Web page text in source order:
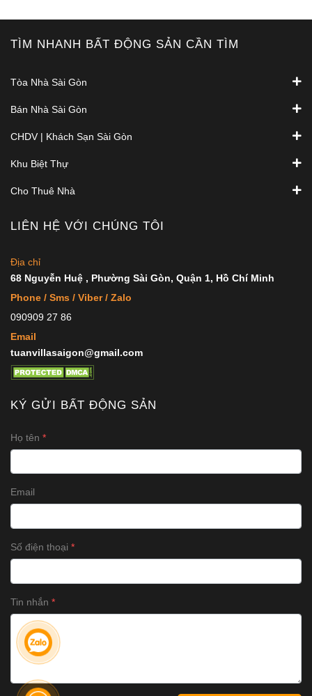
TÌM NHANH BẤT ĐỘNG SẢN CẦN TÌM
Tòa Nhà Sài Gòn
Bán Nhà Sài Gòn
CHDV | Khách Sạn Sài Gòn
Khu Biệt Thự
Cho Thuê Nhà
LIÊN HỆ VỚI CHÚNG TÔI
Địa chỉ
68 Nguyễn Huệ , Phường Sài Gòn, Quận 1, Hồ Chí Minh
Phone / Sms / Viber / Zalo
090909 27 86
Email
tuanvillasaigon@gmail.com
KÝ GỬI BẤT ĐỘNG SẢN
Họ tên
Email
Số điện thoại
Tin nhắn